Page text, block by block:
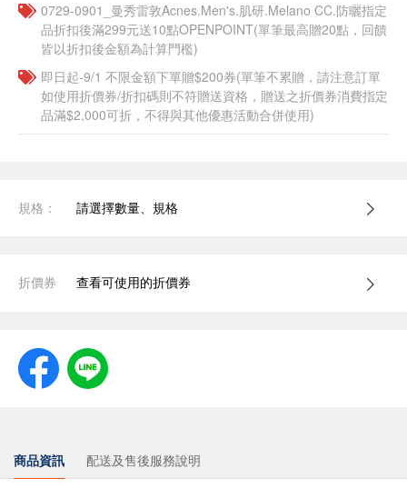
0729-0901_曼秀雷敦Acnes.Men's.肌研.Melano CC.防曬指定
品折扣後滿299元送10點OPENPOINT(單筆最高贈20點，回饋
皆以折扣後金額為計算門檻)
即日起-9/1 不限金額下單贈$200券(單筆不累贈，請注意訂單
如使用折價券/折扣碼則不符贈送資格，贈送之折價券消費指定
品滿$2,000可折，不得與其他優惠活動合併使用)
規格： 請選擇數量、規格
折價券 查看可使用的折價券
商品資訊 配送及售後服務說明